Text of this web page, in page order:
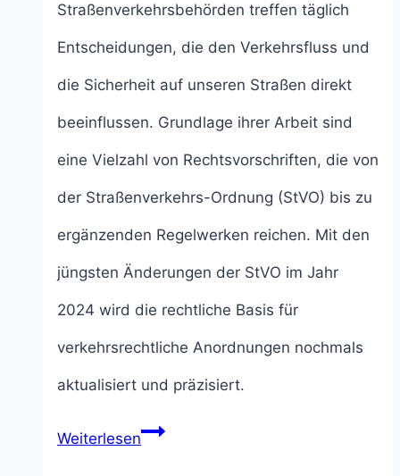
Straßenverkehrsbehörden treffen täglich
Entscheidungen, die den Verkehrsfluss und
die Sicherheit auf unseren Straßen direkt
beeinflussen. Grundlage ihrer Arbeit sind
eine Vielzahl von Rechtsvorschriften, die von
der Straßenverkehrs-Ordnung (StVO) bis zu
ergänzenden Regelwerken reichen. Mit den
jüngsten Änderungen der StVO im Jahr
2024 wird die rechtliche Basis für
verkehrsrechtliche Anordnungen nochmals
aktualisiert und präzisiert.
WeiterlesenDie